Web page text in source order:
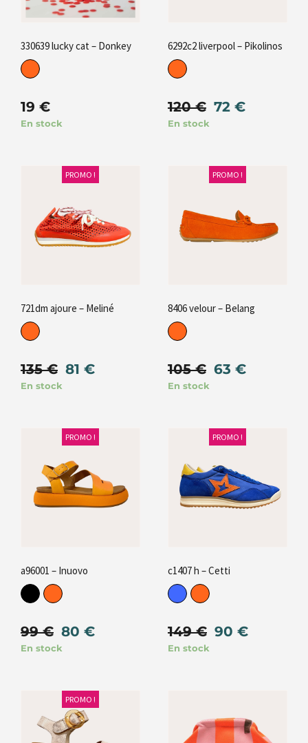
330639 lucky cat – Donkey
19 €
En stock
6292c2 liverpool – Pikolinos
120€ 72 €
En stock
PROMO !
721dm ajoure – Meliné
135€ 81 €
En stock
PROMO !
8406 velour – Belang
105€ 63 €
En stock
PROMO !
a96001 – Inuovo
99€ 80 €
En stock
PROMO !
c1407 h – Cetti
149€ 90 €
En stock
PROMO !